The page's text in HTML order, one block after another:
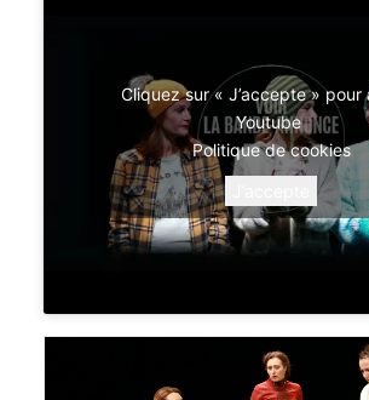
Cliquez sur « J’accepte » pour
Youtube
Politique de cookies